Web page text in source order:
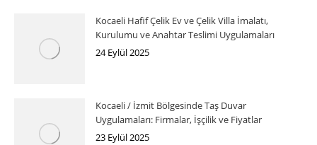
Kocaeli Hafif Çelik Ev ve Çelik Villa İmalatı,
Kurulumu ve Anahtar Teslimi Uygulamaları
24 Eylül 2025
Kocaeli / İzmit Bölgesinde Taş Duvar
Uygulamaları: Firmalar, İşçilik ve Fiyatlar
23 Eylül 2025